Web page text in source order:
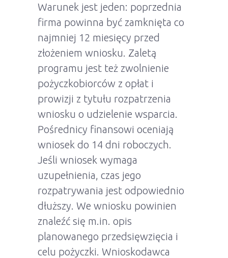
Warunek jest jeden: poprzednia
firma powinna być zamknięta co
najmniej 12 miesięcy przed
złożeniem wniosku. Zaletą
programu jest też zwolnienie
pożyczkobiorców z opłat i
prowizji z tytułu rozpatrzenia
wniosku o udzielenie wsparcia.
Pośrednicy finansowi oceniają
wniosek do 14 dni roboczych.
Jeśli wniosek wymaga
uzupełnienia, czas jego
rozpatrywania jest odpowiednio
dłuższy. We wniosku powinien
znaleźć się m.in. opis
planowanego przedsięwzięcia i
celu pożyczki. Wnioskodawca